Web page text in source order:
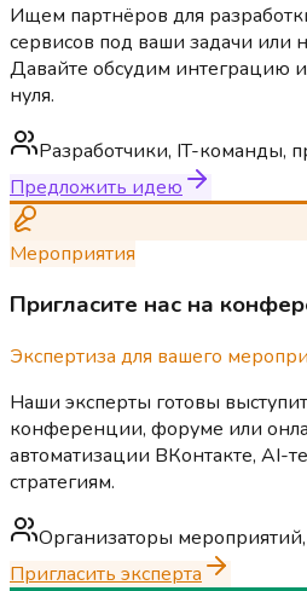
Ищем партнёров для
сервисов под ваши задачи или
Давайте обсудим интеграцию
нуля.
Разработчики, IT-команды,
Предложить идею
Мероприятия
Пригласите нас на
Экспертиза для вашего
Наши эксперты готовы
конференции, форуме или
автоматизации ВКонтакте, AI-
стратегиям.
Организаторы мероприятий,
Пригласить эксперта